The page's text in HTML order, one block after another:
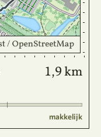
1,9 km
makkelijk